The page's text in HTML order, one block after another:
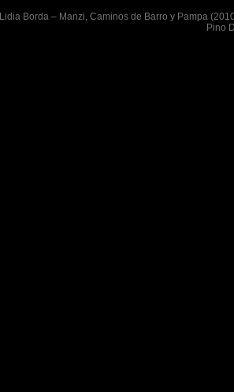
Lidia Borda – Manzi, Caminos de Barro y Pampa
Pino